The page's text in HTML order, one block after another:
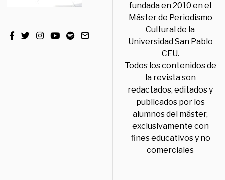
fundada en 2010 en el
Máster de Periodismo
Cultural de la
Universidad San Pablo
CEU.
Todos los contenidos de
la revista son
redactados, editados y
publicados por los
alumnos del máster,
exclusivamente con
fines educativos y no
comerciales